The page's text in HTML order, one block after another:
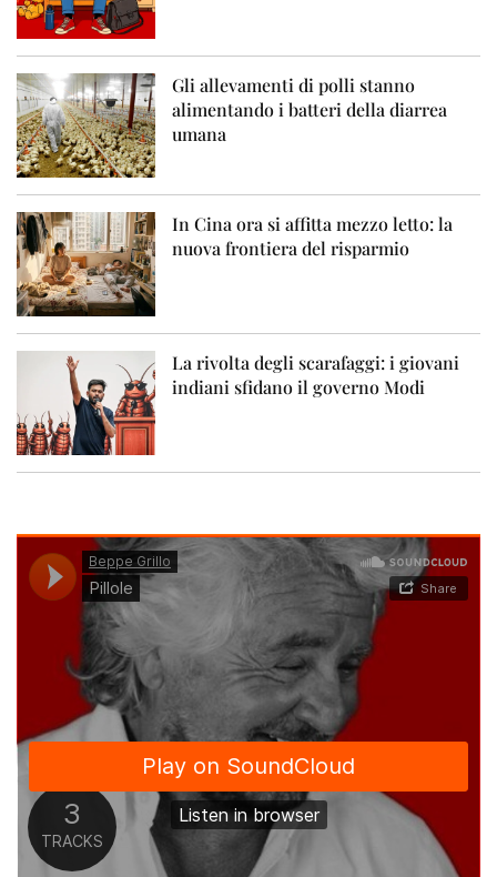
Gli allevamenti di polli stanno
alimentando i batteri della diarrea
umana
In Cina ora si affitta mezzo letto: la
nuova frontiera del risparmio
La rivolta degli scarafaggi: i giovani
indiani sfidano il governo Modi